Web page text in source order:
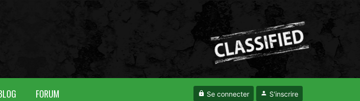
FORUM Se connecter S'inscrire